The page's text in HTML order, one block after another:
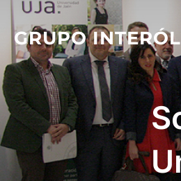
Saltar
contenido
GRUPO